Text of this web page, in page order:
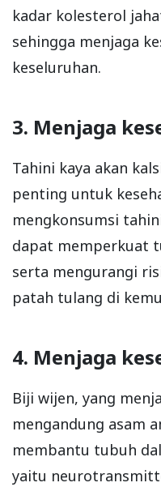
kadar kolesterol
sehingga menjaga
keseluruhan.
3. Menjaga
Tahini kaya akan
penting untuk
mengkonsumsi
dapat memperkuat
serta mengurangi
patah tulang di
4. Menjaga
Biji wijen, yang
mengandung asam
membantu tubuh
yaitu